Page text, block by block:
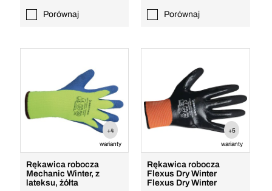
Porównaj Porównaj
+4
warianty
Rękawica robocza
Mechanic Winter, z
lateksu, żółta
+5
warianty
Rękawica robocza
Flexus Dry Winter
Flexus Dry Winter